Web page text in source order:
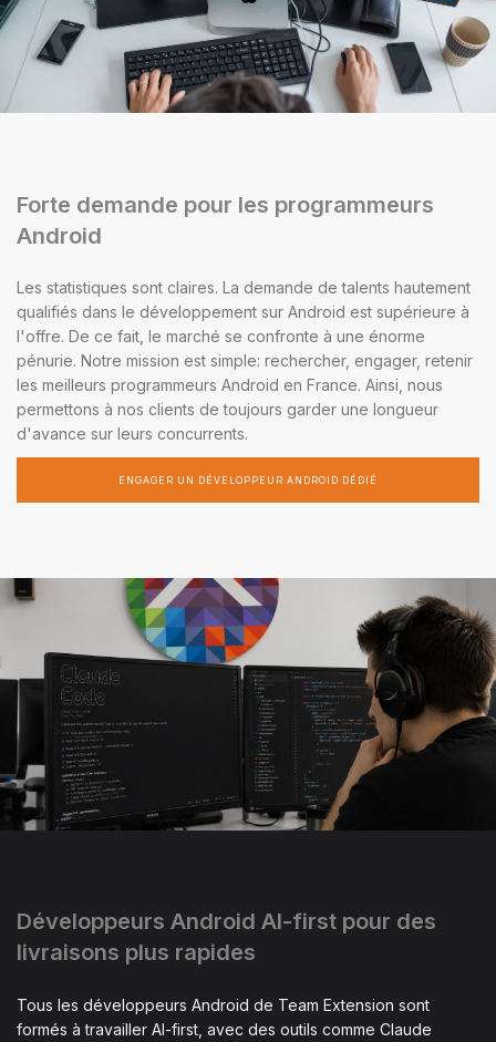
Forte demande pour les programmeurs
Android
Les statistiques sont claires. La demande de talents hautement
qualifiés dans le développement sur Android est supérieure à
l'offre. De ce fait, le marché se confronte à une énorme
pénurie. Notre mission est simple: rechercher, engager, retenir
les meilleurs programmeurs Android en France. Ainsi, nous
permettons à nos clients de toujours garder une longueur
d'avance sur leurs concurrents.
ENGAGER UN DÉVELOPPEUR ANDROID DÉDIÉ
Développeurs Android AI-first pour des
livraisons plus rapides
Tous les développeurs Android de Team Extension sont
formés à travailler AI-first, avec des outils comme Claude